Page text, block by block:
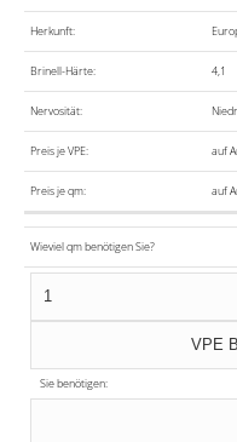
Herkunft:
Brinell-Härte: 4,1
Nervosität:
Preis je VPE: auf
Preis je qm: auf
Wieviel qm benötigen Sie?
Sie benötigen: